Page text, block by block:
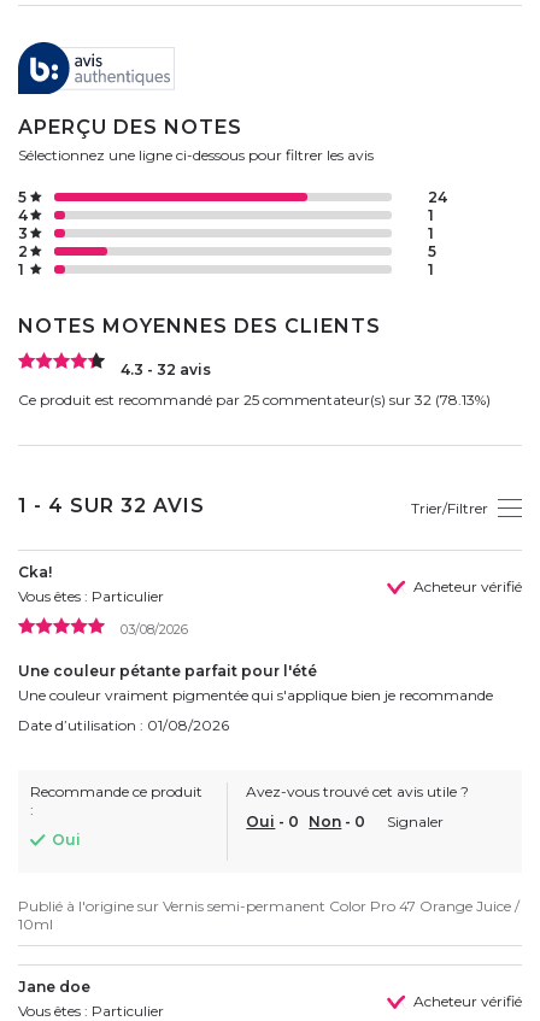
APERÇU DES NOTES
Sélectionnez une ligne ci-dessous pour filtrer les avis
1 1
2 5
3 1
4 1
5 24
NOTES MOYENNES DES CLIENTS
4.3 - 32 avis
Ce produit est recommandé par 25 commentateur(s) sur 32 (78.13%)
1 - 4 SUR 32 AVIS Trier/Filtrer
Cka!
Vous êtes : Particulier
Acheteur vérifié
03/08/2026
Une couleur pétante parfait pour l'été
Une couleur vraiment pigmentée qui s'applique bien je recommande
Date d’utilisation : 01/08/2026
Recommande ce produit
:
Oui
Avez-vous trouvé cet avis utile ?
Oui - 0 Non - 0 Signaler
Publié à l'origine sur Vernis semi-permanent Color Pro 47 Orange Juice /
10ml
Jane doe
Vous êtes : Particulier
Acheteur vérifié